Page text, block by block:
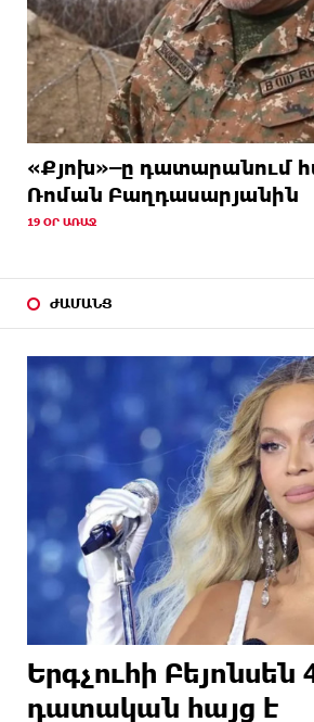
«Քյոխ»–ը դատարանում
Ռոման Բաղդասարյանին
19 ՕՐ ԱՌԱՋ
ԺԱՄԱՆՑ
Երգչուհի Բեյոնսեն
դատական հայց է